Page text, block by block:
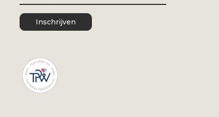
Inschrijven